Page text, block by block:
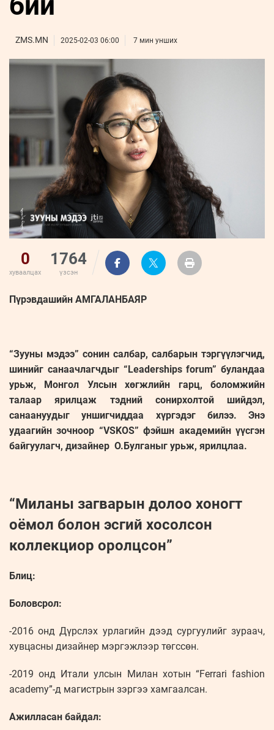
Нэвтрэх
Leaderships
УРЛАГ
ZMS.MN 2025-02-03 06:00 7 мин унших
0
хуваалцах
1764
үзсэн
Пүрэвдашийн АМГАЛАНБАЯР
“Зууны мэдээ” сонин салбар, салбарын тэргүүлэгчид,
шинийг санаачлагчдыг “Leaderships forum” буландаа
урьж, Монгол Улсын хөгжлийн гарц, боломжийн
талаар ярилцаж тэдний сонирхолтой шийдэл,
санаануудыг уншигчиддаа хүргэдэг билээ. Энэ
удаагийн зочноор “VSKOS” фэйшн академийн үүсгэн
байгуулагч, дизайнер О.Булганыг урьж, ярилцлаа.
“Миланы загварын долоо хоногт
оёмол болон эсгий хосолсон
коллекциор оролцсон”
Блиц:
Боловсрол:
-2016 онд Дүрслэх урлагийн дээд сургуулийг зураач,
хувцасны дизайнер мэргэжлээр төгссөн.
-2019 онд Итали улсын Милан хотын “Ferrari fashion
academy”-д магистрын зэргээ хамгаалсан.
Ажилласан байдал: